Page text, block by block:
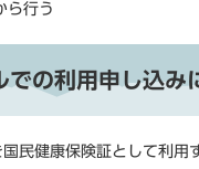
ら行う
での利用申し込み
民健康保険証として利用